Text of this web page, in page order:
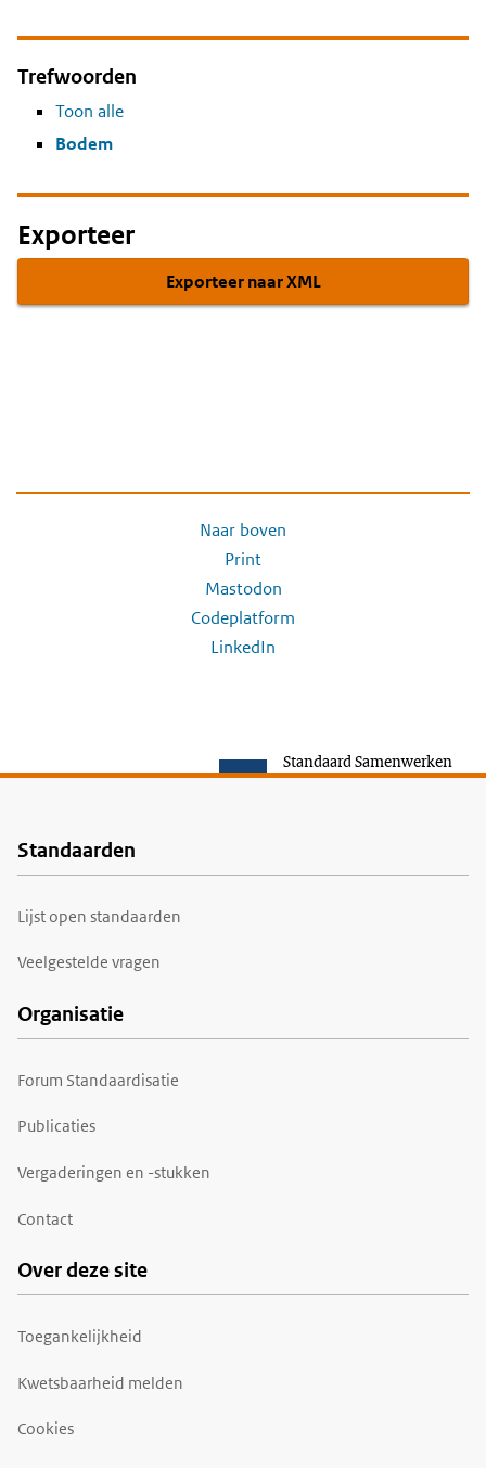
Trefwoorden
Toon alle
Bodem
Exporteer
Exporteer naar XML
Naar boven
Print
Mastodon
Codeplatform
LinkedIn
Standaard Samenwerken
Voet
Standaarden
Lijst open standaarden
Veelgestelde vragen
Organisatie
Forum Standaardisatie
Publicaties
Vergaderingen en -stukken
Contact
Over deze site
Toegankelijkheid
Kwetsbaarheid melden
Cookies